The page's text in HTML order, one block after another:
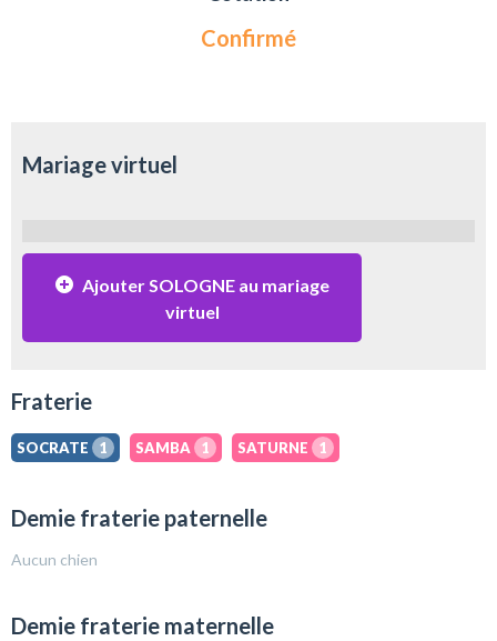
Confirmé
Mariage virtuel
Ajouter SOLOGNE au mariage
virtuel
Fraterie
SOCRATE 1 SAMBA 1 SATURNE 1
Demie fraterie paternelle
Aucun chien
Demie fraterie maternelle